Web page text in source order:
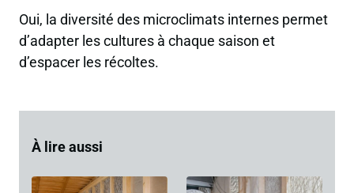
Oui, la diversité des microclimats internes permet
d’adapter les cultures à chaque saison et
d’espacer les récoltes.
À lire aussi